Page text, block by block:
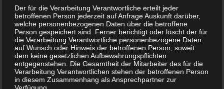
Der für die Verarbeitung Verantwortliche erteilt jeder
betroffenen Person jederzeit auf Anfrage Auskunft darüber,
welche personenbezogenen Daten über die betroffene
Person gespeichert sind. Ferner berichtigt oder löscht der für
die Verarbeitung Verantwortliche personenbezogene Daten
auf Wunsch oder Hinweis der betroffenen Person, soweit
dem keine gesetzlichen Aufbewahrungspflichten
entgegenstehen. Die Gesamtheit der Mitarbeiter des für die
Verarbeitung Verantwortlichen stehen der betroffenen Person
in diesem Zusammenhang als Ansprechpartner zur